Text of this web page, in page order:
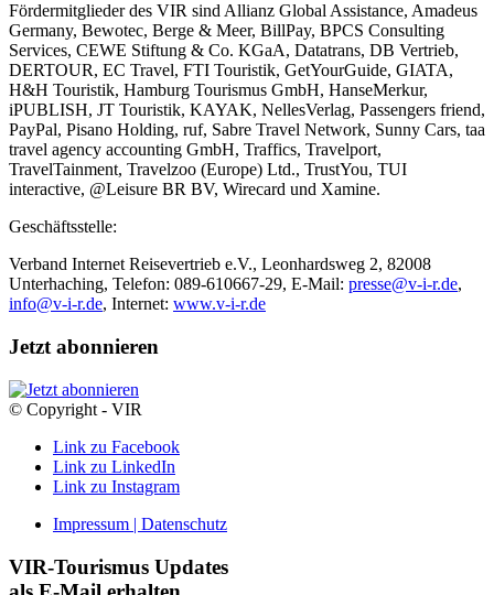
Fördermitglieder des VIR sind Allianz Global Assistance, Amadeus
Germany, Bewotec, Berge & Meer, BillPay, BPCS Consulting
Services, CEWE Stiftung & Co. KGaA, Datatrans, DB Vertrieb,
DERTOUR, EC Travel, FTI Touristik, GetYourGuide, GIATA,
H&H Touristik, Hamburg Tourismus GmbH, HanseMerkur,
iPUBLISH, JT Touristik, KAYAK, NellesVerlag, Passengers friend,
PayPal, Pisano Holding, ruf, Sabre Travel Network, Sunny Cars, taa
travel agency accounting GmbH, Traffics, Travelport,
TravelTainment, Travelzoo (Europe) Ltd., TrustYou, TUI
interactive, @Leisure BR BV, Wirecard und Xamine.
Geschäftsstelle:
Verband Internet Reisevertrieb e.V., Leonhardsweg 2, 82008
Unterhaching, Telefon: 089-610667-29, E-Mail: presse@v-i-r.de,
info@v-i-r.de, Internet: www.v-i-r.de
Jetzt abonnieren
© Copyright - VIR
Link zu Facebook
Link zu LinkedIn
Link zu Instagram
Impressum | Datenschutz
VIR-Tourismus Updates